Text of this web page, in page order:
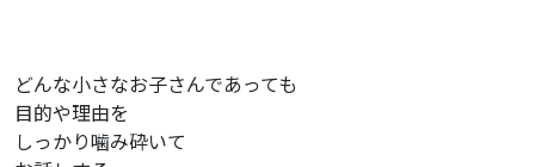
どんな小さなお子さんであっても
目的や理由を
しっかり噛み砕いて